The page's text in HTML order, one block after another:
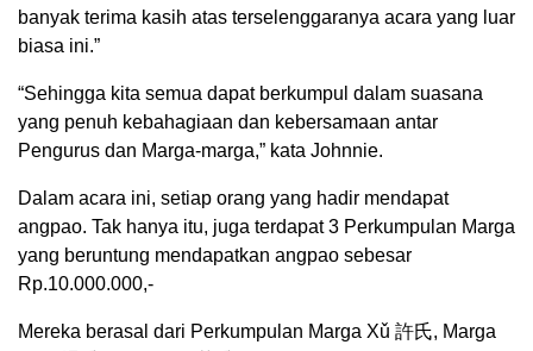
banyak terima kasih atas terselenggaranya acara yang luar
biasa ini.”
“Sehingga kita semua dapat berkumpul dalam suasana
yang penuh kebahagiaan dan kebersamaan antar
Pengurus dan Marga-marga,” kata Johnnie.
Dalam acara ini, setiap orang yang hadir mendapat
angpao. Tak hanya itu, juga terdapat 3 Perkumpulan Marga
yang beruntung mendapatkan angpao sebesar
Rp.10.000.000,-
Mereka berasal dari Perkumpulan Marga Xǔ 許氏, Marga